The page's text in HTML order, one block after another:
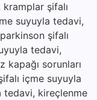
kramplar şifalı
suyuyla tedavi,
şifalı
tedavi,
kapağı sorunları
içme suyuyla
tedavi, kireçlenme